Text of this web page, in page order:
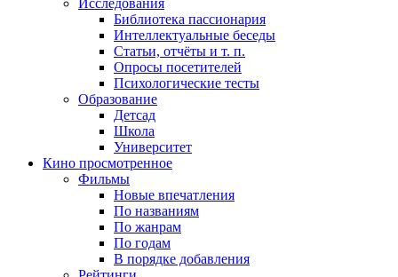
Библиотека пассионария
Интеллектуальные беседы
Статьи, отчёты и т. п.
Опросы посетителей
Психологические тесты
Образование
Детсад
Школа
Университет
Кино просмотренное
Фильмы
Новые впечатления
По названиям
По жанрам
По годам
В порядке добавления